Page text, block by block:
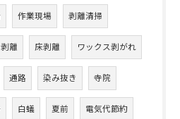
作業現場 剥離清掃
離 床剥離 ワックス剥がれ
通路 染み抜き 寺院
白蟻 夏前 電気代節約